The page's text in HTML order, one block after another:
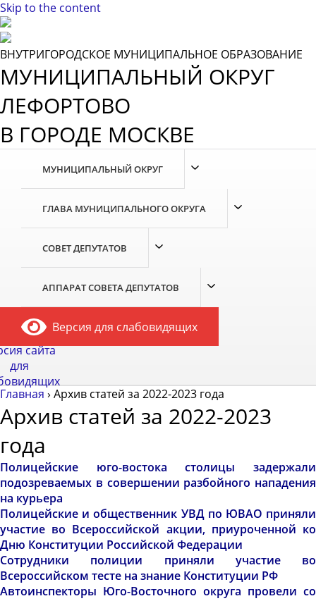
Skip to the content
ВНУТРИГОРОДСКОЕ МУНИЦИПАЛЬНОЕ ОБРАЗОВАНИЕ
МУНИЦИПАЛЬНЫЙ ОКРУГ
ЛЕФОРТОВО
В ГОРОДЕ МОСКВЕ
МУНИЦИПАЛЬНЫЙ ОКРУГ
ГЛАВА МУНИЦИПАЛЬНОГО ОКРУГА
СОВЕТ ДЕПУТАТОВ
АППАРАТ СОВЕТА ДЕПУТАТОВ
Версия для слабовидящих
сайта
для
Главная › Архив статей за 2022-2023 года
Архив статей за 2022-2023
года
Полицейские юго-востока столицы задержали
подозреваемых в совершении разбойного нападения
на курьера
Полицейские и общественник УВД по ЮВАО приняли
участие во Всероссийской акции, приуроченной ко
Дню Конституции Российской Федерации
Сотрудники полиции приняли участие во
Всероссийском тесте на знание Конституции РФ
Автоинспекторы Юго-Восточного округа провели со